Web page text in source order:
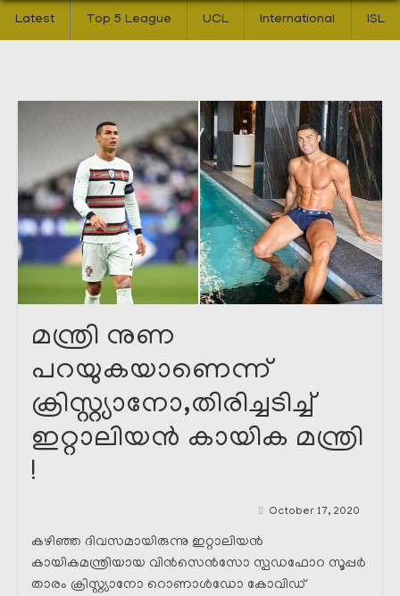
Latest Top 5 League UCL International ISL
മന്ത്രി നുണ
പറയുകയാണെന്ന്
ക്രിസ്റ്റ്യാനോ,തിരിച്ചടിച്ച്
ഇറ്റാലിയൻ കായിക മന്ത്രി
!
October 17, 2020
കഴിഞ്ഞ ദിവസമായിരുന്നു ഇറ്റാലിയൻ
കായികമന്ത്രിയായ വിൻസെൻസോ സ്പഡഫോറ സൂപ്പർ
താരം ക്രിസ്റ്റ്യാനോ റൊണാൾഡോ കോവിഡ്